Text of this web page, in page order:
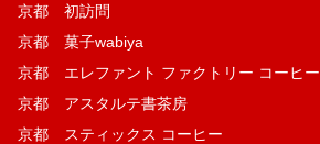
京都 初訪問
京都 菓子wabiya
京都 エレファント ファクトリー コーヒー
京都 アスタルテ書茶房
京都 スティックス コーヒー